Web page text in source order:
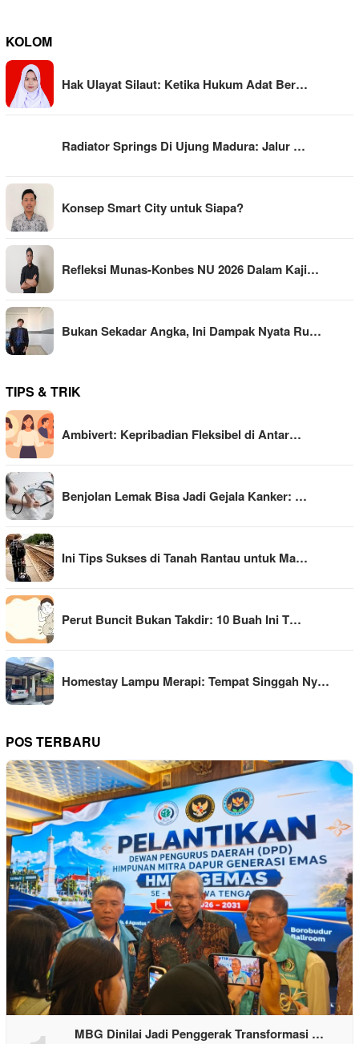
KOLOM
Hak Ulayat Silaut: Ketika Hukum Adat Ber…
Radiator Springs Di Ujung Madura: Jalur …
Konsep Smart City untuk Siapa?
Refleksi Munas-Konbes NU 2026 Dalam Kaji…
Bukan Sekadar Angka, Ini Dampak Nyata Ru…
TIPS & TRIK
Ambivert: Kepribadian Fleksibel di Antar…
Benjolan Lemak Bisa Jadi Gejala Kanker: …
Ini Tips Sukses di Tanah Rantau untuk Ma…
Perut Buncit Bukan Takdir: 10 Buah Ini T…
Homestay Lampu Merapi: Tempat Singgah Ny…
POS TERBARU
MBG Dinilai Jadi Penggerak Transformasi …